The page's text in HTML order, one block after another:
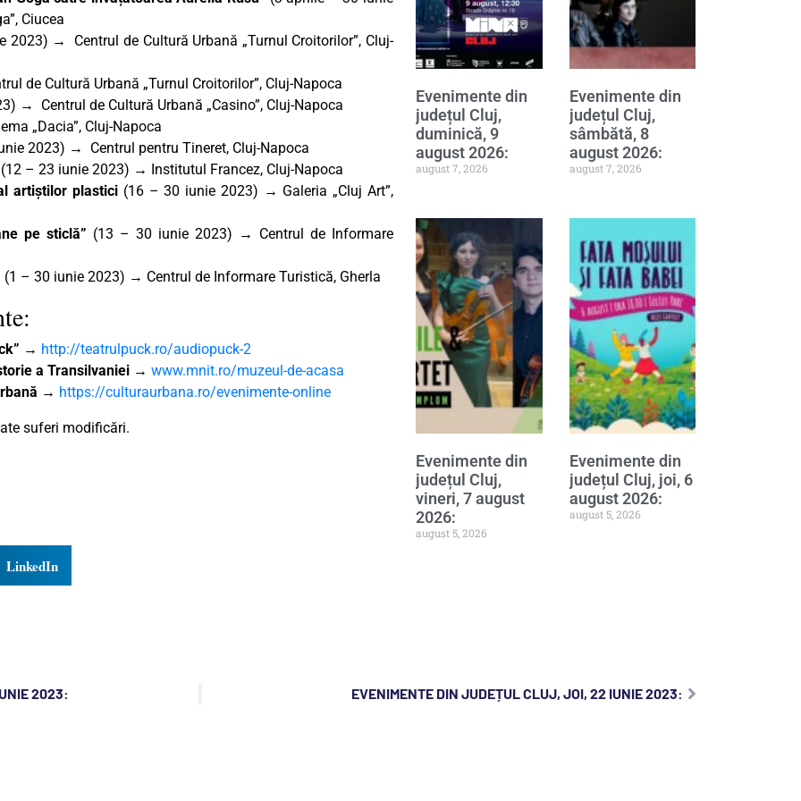
Ciucea
2023) → Centrul de Cultură Urbană „Turnul Croitorilor”, Cluj-
de Cultură Urbană „Turnul Croitorilor”, Cluj-Napoca
→ Centrul de Cultură Urbană „Casino”, Cluj-Napoca
„Dacia”, Cluj-Napoca
2023) → Centrul pentru Tineret, Cluj-Napoca
– 23 iunie 2023) → Institutul Francez, Cluj-Napoca
artiștilor plastici (16 – 30 iunie 2023) → Galeria „Cluj Art”,
pe sticlă” (13 – 30 iunie 2023) → Centrul de Informare
(1 – 30 iunie 2023) → Centrul de Informare Turistică, Gherla
→ http://teatrulpuck.ro/audiopuck-2
a Transilvaniei → www.mnit.ro/muzeul-de-acasa
→ https://culturaurbana.ro/evenimente-online
suferi modificări.
LinkedIn
Evenimente din
județul Cluj,
duminică, 9
august 2026:
august 7, 2026
Evenimente din
județul Cluj,
sâmbătă, 8
august 2026:
august 7, 2026
Evenimente din
județul Cluj,
vineri, 7 august
2026:
august 5, 2026
Evenimente din
județul Cluj, joi, 6
august 2026:
august 5, 2026
2023: EVENIMENTE DIN JUDEȚUL CLUJ, JOI, 22 IUNIE 2023: